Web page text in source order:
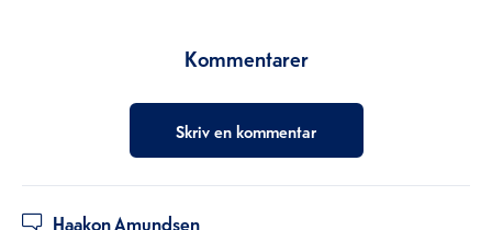
Kommentarer
Skriv en kommentar
Haakon Amundsen